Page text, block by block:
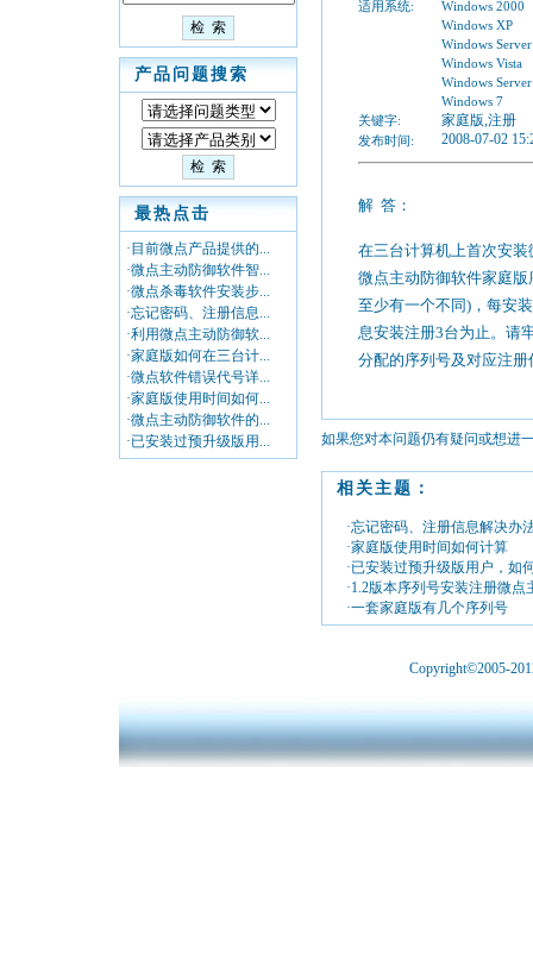
产品问题搜索
最热点击
·目前微点产品提供的...
·微点主动防御软件智...
·微点杀毒软件安装步...
·忘记密码、注册信息...
·利用微点主动防御软...
·家庭版如何在三台计...
·微点软件错误代号详...
·家庭版使用时间如何...
·微点主动防御软件的...
·已安装过预升级版用...
适用系统:
Windows 2000
Windows XP
Windows
Windows Vista
Windows
Windows 7
关键字:
家庭版,注册
发布时间: 2008-07-02
解 答：
在三台计算机上首次安
微点主动防御软件家庭
至少有一个不同) ，每安
息安装注册3台为止。请
分配的序列号及对应注册
如果您对本问题仍有疑问或想进
相关主题：
·忘记密码、注册信息解决办
·家庭版使用时间如何计算
·已安装过预升级版用户，如
·1.2版本序列号安装注册微点
·一套家庭版有几个序列号
Copyright©2005-